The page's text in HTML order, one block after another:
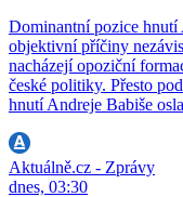
Dominantní pozice
objektivní příčiny
nacházejí opoziční
české politiky. Přesto
hnutí Andreje Babiše
Aktuálně.cz - Zprávy
dnes, 03:30